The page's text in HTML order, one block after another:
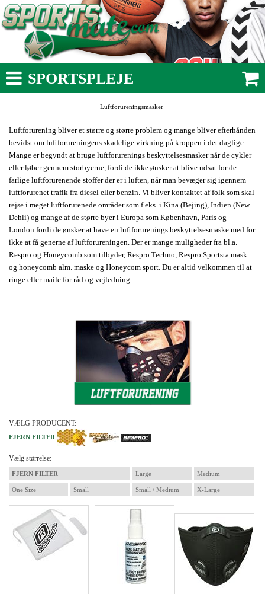
SPORTSPLEJE
Luftforureningsmasker
Luftforurening bliver et større og større problem og mange bliver efterhånden
bevidst om luftforureningens skadelige virkning på kroppen i det daglige.
Mange er begyndt at bruge luftforurenings beskyttelsesmasker når de cykler
eller løber gennem storbyerne, fordi de ikke ønsker at blive udsat for de
farlige luftforurenende stoffer der er i luften, når man bevæger sig igennem
luftforurenet trafik fra diesel eller benzin. Vi bliver kontaktet af folk som skal
rejse i meget luftforurenede områder som f.eks. i Kina (Bejing), Indien (New
Dehli) og mange af de større byer i Europa som København, Paris og
London fordi de ønsker at have en luftforurenings beskyttelsesmaske med for
ikke at få generne af luftforureningen. Der er mange muligheder fra bl.a.
Respro og Honeycomb som tilbyder, Respro Techno, Respro Sportsta mask
og honeycomb alm. maske og Honeycom sport. Du er altid velkommen til at
ringe eller maile for råd og vejledning.
VÆLG PRODUCENT:
FJERN FILTER
Vælg størrelse:
FJERN FILTER Large Medium
One Size Small Small / Medium X-Large